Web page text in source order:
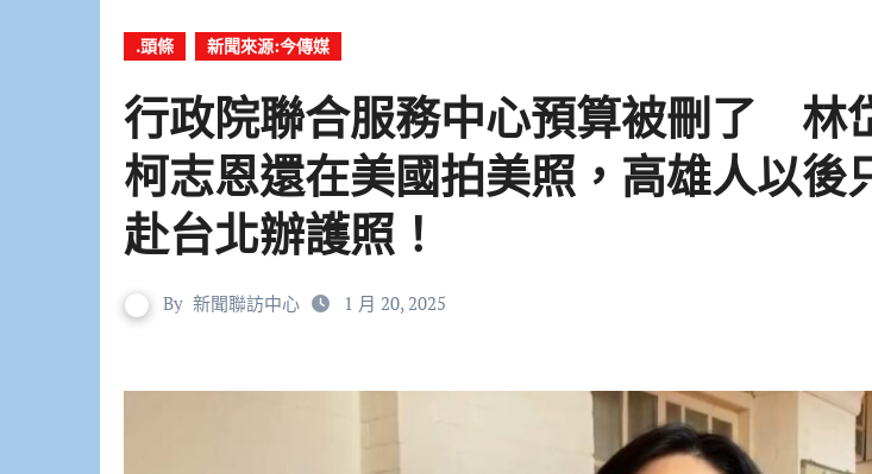
.頭條 新聞來源:今傳媒
行政院聯合服務中心預算被刪了 林
柯志恩還在美國拍美照，高雄人以後
赴台北辦護照！
By 新聞聯訪中心 1 月 20, 2025